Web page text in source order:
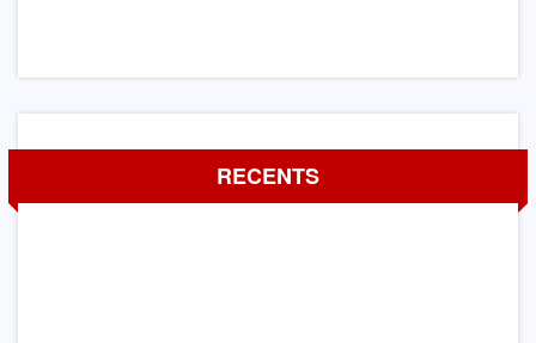
RECENTS